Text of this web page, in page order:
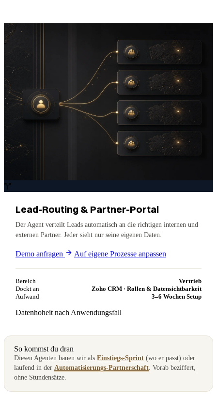
Lead-Routing & Partner-Portal
Der Agent verteilt Leads automatisch an die richtigen internen und
externen Partner. Jeder sieht nur seine eigenen Daten.
Demo anfragen Auf eigene Prozesse anpassen
Bereich
Vertrieb
Dockt an
Zoho CRM · Rollen & Datensichtbarkeit
Aufwand
3–6 Wochen Setup
Datenhoheit nach Anwendungsfall
So kommst du dran
Diesen Agenten bauen wir als Einstiegs-Sprint (wo er passt) oder
laufend in der Automatisierungs-Partnerschaft . Vorab beziffert,
ohne Stundensätze.